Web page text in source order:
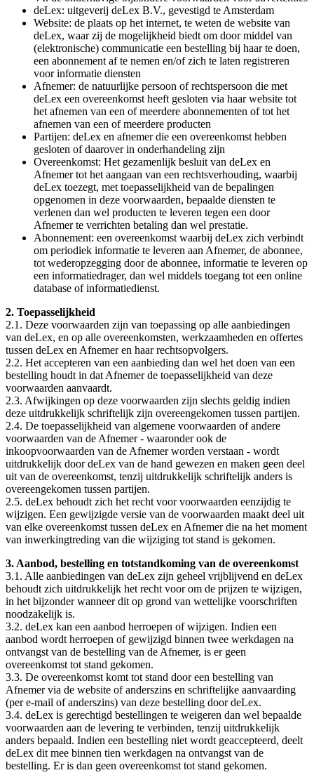
deLex: uitgeverij deLex B.V., gevestigd te Amsterdam
Website: de plaats op het internet, te weten de website van
deLex, waar zij de mogelijkheid biedt om door middel van
(elektronische) communicatie een bestelling bij haar te doen,
een abonnement af te nemen en/of zich te laten registreren
voor informatie diensten
Afnemer: de natuurlijke persoon of rechtspersoon die met
deLex een overeenkomst heeft gesloten via haar website tot
het afnemen van een of meerdere abonnementen of tot het
afnemen van een of meerdere producten
Partijen: deLex en afnemer die een overeenkomst hebben
gesloten of daarover in onderhandeling zijn
Overeenkomst: Het gezamenlijk besluit van deLex en
Afnemer tot het aangaan van een rechtsverhouding, waarbij
deLex toezegt, met toepasselijkheid van de bepalingen
opgenomen in deze voorwaarden, bepaalde diensten te
verlenen dan wel producten te leveren tegen een door
Afnemer te verrichten betaling dan wel prestatie.
Abonnement: een overeenkomst waarbij deLex zich verbindt
om periodiek informatie te leveren aan Afnemer, de abonnee,
tot wederopzegging door de abonnee, informatie te leveren op
een informatiedrager, dan wel middels toegang tot een online
database of informatiedienst.
2. Toepasselijkheid
2.1. Deze voorwaarden zijn van toepassing op alle aanbiedingen
van deLex, en op alle overeenkomsten, werkzaamheden en offertes
tussen deLex en Afnemer en haar rechtsopvolgers.
2.2. Het accepteren van een aanbieding dan wel het doen van een
bestelling houdt in dat Afnemer de toepasselijkheid van deze
voorwaarden aanvaardt.
2.3. Afwijkingen op deze voorwaarden zijn slechts geldig indien
deze uitdrukkelijk schriftelijk zijn overeengekomen tussen partijen.
2.4. De toepasselijkheid van algemene voorwaarden of andere
voorwaarden van de Afnemer - waaronder ook de
inkoopvoorwaarden van de Afnemer worden verstaan - wordt
uitdrukkelijk door deLex van de hand gewezen en maken geen deel
uit van de overeenkomst, tenzij uitdrukkelijk schriftelijk anders is
overeengekomen tussen partijen.
2.5. deLex behoudt zich het recht voor voorwaarden eenzijdig te
wijzigen. Een gewijzigde versie van de voorwaarden maakt deel uit
van elke overeenkomst tussen deLex en Afnemer die na het moment
van inwerkingtreding van die wijziging tot stand is gekomen.
3. Aanbod, bestelling en totstandkoming van de overeenkomst
3.1. Alle aanbiedingen van deLex zijn geheel vrijblijvend en deLex
behoudt zich uitdrukkelijk het recht voor om de prijzen te wijzigen,
in het bijzonder wanneer dit op grond van wettelijke voorschriften
noodzakelijk is.
3.2. deLex kan een aanbod herroepen of wijzigen. Indien een
aanbod wordt herroepen of gewijzigd binnen twee werkdagen na
ontvangst van de bestelling van de Afnemer, is er geen
overeenkomst tot stand gekomen.
3.3. De overeenkomst komt tot stand door een bestelling van
Afnemer via de website of anderszins en schriftelijke aanvaarding
(per e-mail of anderszins) van deze bestelling door deLex.
3.4. deLex is gerechtigd bestellingen te weigeren dan wel bepaalde
voorwaarden aan de levering te verbinden, tenzij uitdrukkelijk
anders bepaald. Indien een bestelling niet wordt geaccepteerd, deelt
deLex dit mee binnen tien werkdagen na ontvangst van de
bestelling. Er is dan geen overeenkomst tot stand gekomen.